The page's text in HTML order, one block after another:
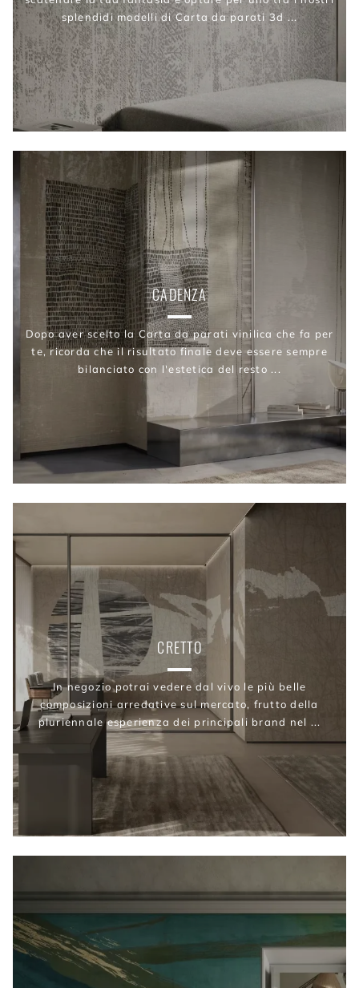
splendidi modelli di Carta da parati 3d ...
CADENZA
Dopo aver scelto la Carta da parati vinilica che fa per
te, ricorda che il risultato finale deve essere sempre
bilanciato con l'estetica del resto ...
CRETTO
In negozio potrai vedere dal vivo le più belle
composizioni arredative sul mercato, frutto della
pluriennale esperienza dei principali brand nel ...